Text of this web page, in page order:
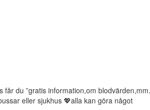
får du ”gratis information,om
eller sjukhus 💖alla kan göra något